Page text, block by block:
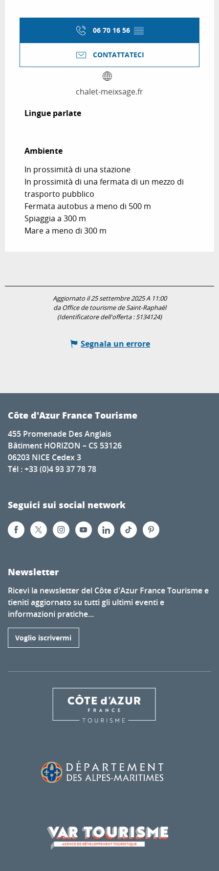
06 70 16 56 ▒▒
CONTATTATECI
chalet-meixsage.fr
Lingue parlate
Lingue parlate
Ambiente
Ambiente
In prossimità di una stazione
In prossimità di una fermata di un mezzo di
trasporto pubblico
Fermata autobus a meno di 500 m
Spiaggia a 300 m
Mare a meno di 300 m
Aggiornato il 25 settembre 2025 A 11:00
da Office de tourisme de Saint-Raphaël
(Identificatore dell'offerta :5134124)
Segnala un errore
Côte d'Azur France Tourisme
455 Promenade Des Anglais
Bâtiment HORIZON – CS 53126
06203 NICE Cedex 3
Tél : +33 (0)4 93 37 78 78
Seguici sui social network
Newsletter
Ricevi la newsletter del Côte d'Azur France Tourisme e
tieniti aggiornato su tutti gli ultimi eventi e
informazioni pratiche...
Voglio iscrivermi